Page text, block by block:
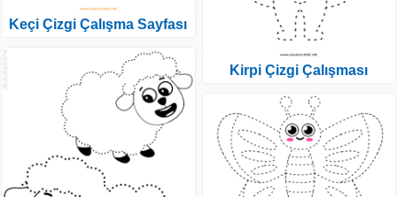
Keçi Çizgi Çalışma Sayfası
Kirpi Çizgi Çalışması